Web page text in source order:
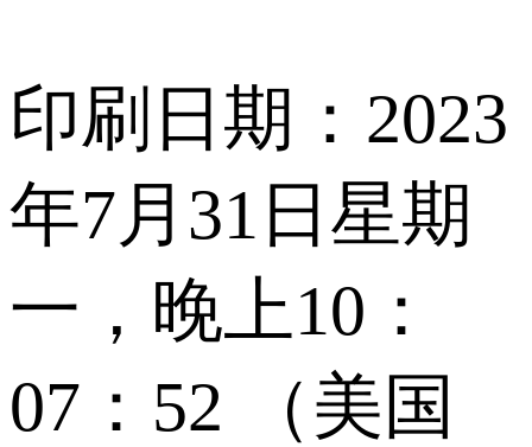
印刷日期：2023
年7月31日星期
一，晚上10：
07：52 （美国